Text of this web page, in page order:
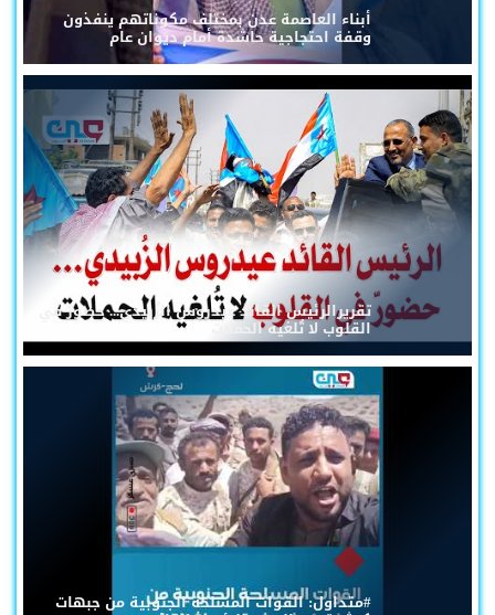
أبناء العاصمة عدن بمختلف مكوناتهم ينفذون
وقفة احتجاجية حاشدة أمام ديوان عام
تقريرالرئيس القائد عيدروس الزُبيدي... حضورٌ في
القلوب لا تُلغيه الحملات
#متداول: القوات المسلحة الجنوبية من جبهات